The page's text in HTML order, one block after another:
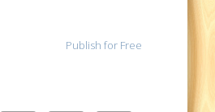
Publish for Free